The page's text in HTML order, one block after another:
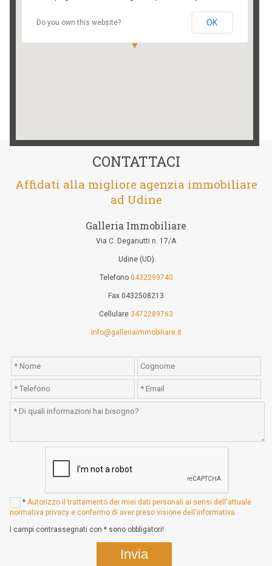
Do you own this website? OK
CONTATTACI
Affidati alla migliore agenzia immobiliare
ad Udine
Galleria Immobiliare
Via C. Deganutti n. 17/A
Udine (UD)
Telefono 0432299740
Fax 0432508213
Cellulare 3472289763
info@galleriaimmobiliare.it
* Autorizzo il trattamento dei miei dati personali ai sensi dell'attuale
normativa privacy e confermo di aver preso visione dell'informativa.
I campi contrassegnati con * sono obbligatori!